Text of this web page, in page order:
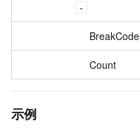
BreakCode
Count
示例